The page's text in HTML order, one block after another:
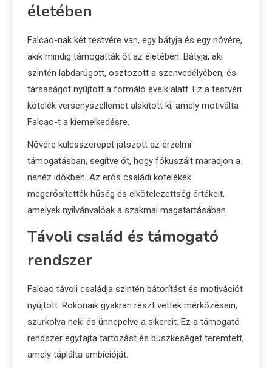
életében
Falcao-nak két testvére van, egy bátyja és egy nővére,
akik mindig támogatták őt az életében. Bátyja, aki
szintén labdarúgott, osztozott a szenvedélyében, és
társaságot nyújtott a formáló éveik alatt. Ez a testvéri
kötelék versenyszellemet alakított ki, amely motiválta
Falcao-t a kiemelkedésre.
Nővére kulcsszerepet játszott az érzelmi
támogatásban, segítve őt, hogy fókuszált maradjon a
nehéz időkben. Az erős családi kötelékek
megerősítették hűség és elkötelezettség értékeit,
amelyek nyilvánvalóak a szakmai magatartásában.
Távoli család és támogató
rendszer
Falcao távoli családja szintén bátorítást és motivációt
nyújtott. Rokonaik gyakran részt vettek mérkőzésein,
szurkolva neki és ünnepelve a sikereit. Ez a támogató
rendszer egyfajta tartozást és büszkeséget teremtett,
amely táplálta ambícióját.